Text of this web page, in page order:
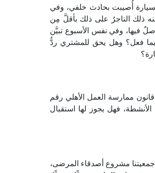
أُصيبت بحادث خلفي، وفي
ذلك التاجرُ على ذلك بأقلَّ مِن
فيها، وفي نفس الأسبوع تبيَّن
فعل؟ وهل يحق للمشتري ردُّ
قانون ممارسة العمل الأهلي رقم
من الأنشطة، فهل يجوز لها استقبال
مشروع أصدقاء المرضى،